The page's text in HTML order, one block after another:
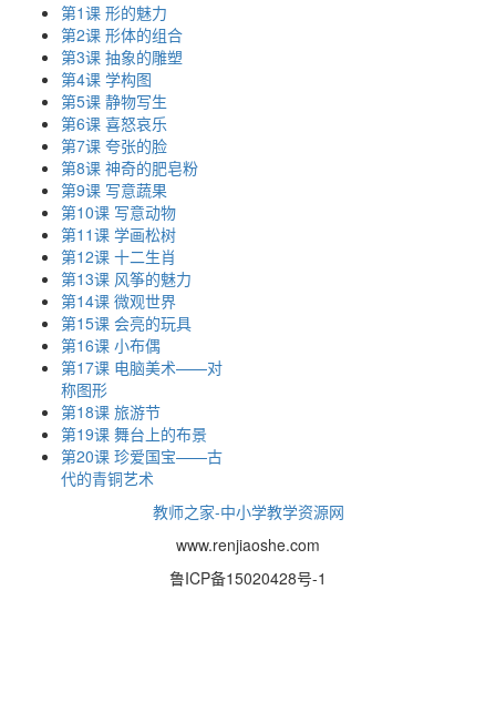
第1课 形的魅力
第2课 形体的组合
第3课 抽象的雕塑
第4课 学构图
第5课 静物写生
第6课 喜怒哀乐
第7课 夸张的脸
第8课 神奇的肥皂粉
第9课 写意蔬果
第10课 写意动物
第11课 学画松树
第12课 十二生肖
第13课 风筝的魅力
第14课 微观世界
第15课 会亮的玩具
第16课 小布偶
第17课 电脑美术——对
称图形
第18课 旅游节
第19课 舞台上的布景
第20课 珍爱国宝——古
代的青铜艺术
教师之家-中小学教学资源网
www.renjiaoshe.com
鲁ICP备15020428号-1